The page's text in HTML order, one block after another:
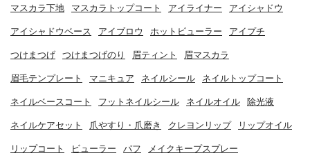
マスカラ下地 マスカラトップコート アイライナー アイシャドウ
アイシャドウベース アイブロウ ホットビューラー アイプチ
つけまつげ つけまつげのり 眉ティント 眉マスカラ
眉毛テンプレート マニキュア ネイルシール ネイルトップコート
ネイルベースコート フットネイルシール ネイルオイル 除光液
ネイルケアセット 爪やすり・爪磨き クレヨンリップ リップオイル
リップコート ビューラー パフ メイクキープスプレー